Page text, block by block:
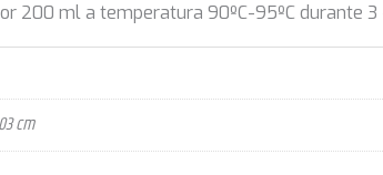
200 ml a temperatura 90ºC-95ºC durante
cm